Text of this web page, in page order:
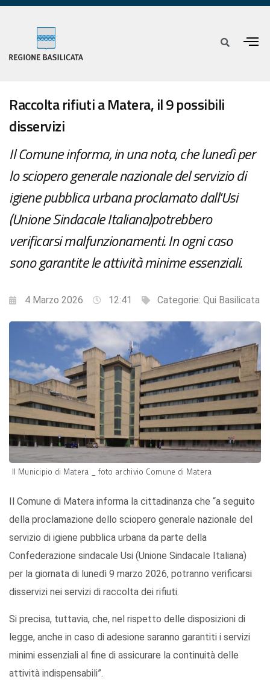
Raccolta rifiuti a Matera, il 9 possibili
disservizi
Il Comune informa, in una nota, che lunedì per
lo sciopero generale nazionale del servizio di
igiene pubblica urbana proclamato dall'Usi
(Unione Sindacale Italiana)potrebbero
verificarsi malfunzionamenti. In ogni caso
sono garantite le attività minime essenziali.
4 Marzo 2026 12:41 Categorie: Qui Basilicata
Il Municipio di Matera _ foto archivio Comune di Matera
Il Comune di Matera informa la cittadinanza che “a seguito
della proclamazione dello sciopero generale nazionale del
servizio di igiene pubblica urbana da parte della
Confederazione sindacale Usi (Unione Sindacale Italiana)
per la giornata di lunedì 9 marzo 2026, potranno verificarsi
disservizi nei servizi di raccolta dei rifiuti.
Si precisa, tuttavia, che, nel rispetto delle disposizioni di
legge, anche in caso di adesione saranno garantiti i servizi
minimi essenziali al fine di assicurare la continuità delle
attività indispensabili”.